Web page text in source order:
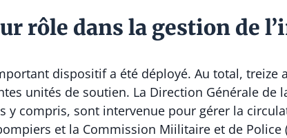
rôle dans la gestion de
dispositif a été déployé. Au total, treize
unités de soutien. La Direction Générale de
y compris, sont intervenue pour gérer la
et la Commission Miilitaire et de Police